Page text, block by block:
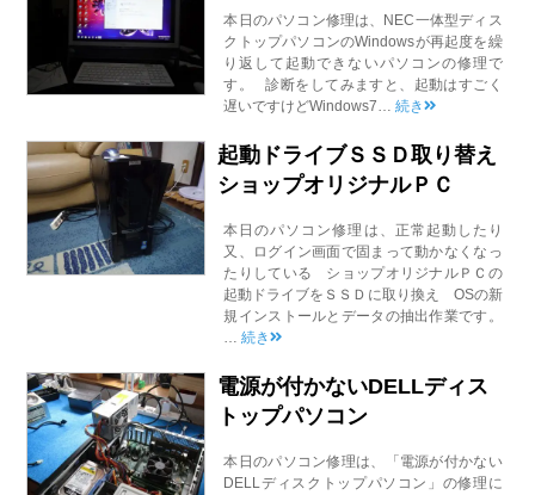
本日のパソコン修理は、NEC一体型ディス
クトップパソコンのWindowsが再起度を繰
り返して起動できないパソコンの修理で
す。 診断をしてみますと、起動はすごく
遅いですけどWindows7…続き
起動ドライブＳＳＤ取り替え
ショップオリジナルＰＣ
本日のパソコン修理は、正常起動したり
又、ログイン画面で固まって動かなくなっ
たりしている ショップオリジナルＰＣの
起動ドライブをＳＳＤに取り換え OSの新
規インストールとデータの抽出作業です。
…続き
電源が付かないDELLディス
トップパソコン
本日のパソコン修理は、「電源が付かない
DELLディスクトップパソコン」の修理に